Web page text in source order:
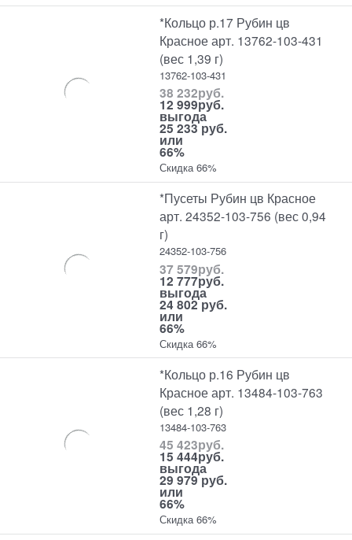
*Кольцо р.17 Рубин цв
Красное арт. 13762-103-431
(вес 1,39 г)
13762-103-431
38 232руб.
12 999руб.
выгода
25 233 руб.
или
66%
Скидка 66%
*Пусеты Рубин цв Красное
арт. 24352-103-756 (вес 0,94
г)
24352-103-756
37 579руб.
12 777руб.
выгода
24 802 руб.
или
66%
Скидка 66%
*Кольцо р.16 Рубин цв
Красное арт. 13484-103-763
(вес 1,28 г)
13484-103-763
45 423руб.
15 444руб.
выгода
29 979 руб.
или
66%
Скидка 66%